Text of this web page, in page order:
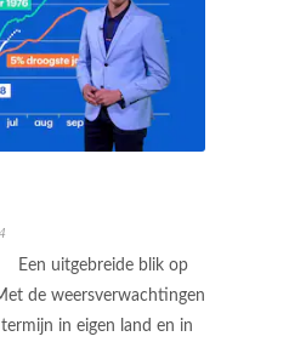
Een uitgebreide blik op
de weersverwachtingen
in eigen land en in